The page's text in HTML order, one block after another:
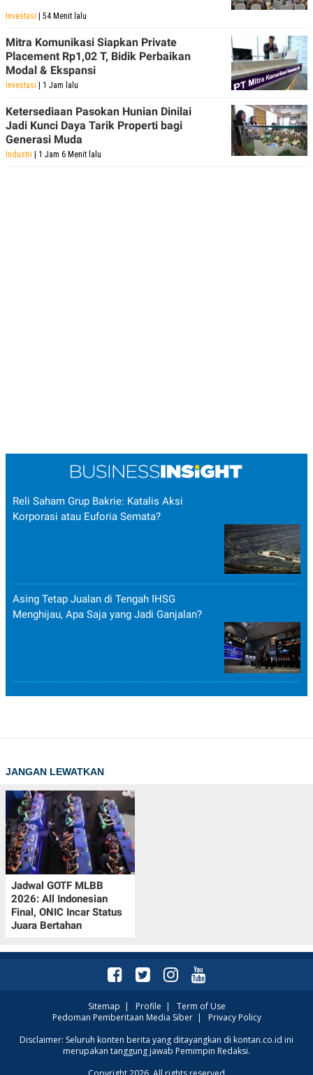
Investasi | 54 Menit lalu
Mitra Komunikasi Siapkan Private
Placement Rp1,02 T, Bidik Perbaikan
Modal & Ekspansi
Investasi | 1 Jam lalu
Ketersediaan Pasokan Hunian Dinilai
Jadi Kunci Daya Tarik Properti bagi
Generasi Muda
Industri | 1 Jam 6 Menit lalu
Reli Saham Grup Bakrie: Katalis Aksi
Korporasi atau Euforia Semata?
Asing Tetap Jualan di Tengah IHSG
Menghijau, Apa Saja yang Jadi Ganjalan?
JANGAN LEWATKAN
Jadwal GOTF MLBB
2026: All Indonesian
Final, ONIC Incar Status
Juara Bertahan
Sitemap Profile
Term of Use
Pedoman Pemberitaan Media Siber| Privacy Policy
Disclaimer: Seluruh konten berita yang ditayangkan di kontan.co.id ini
merupakan tanggung jawab Pemimpin Redaksi.